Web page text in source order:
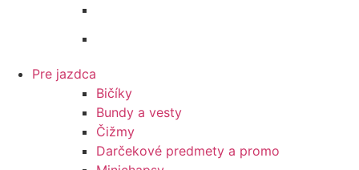
Pre jazdca
Bičíky
Bundy a vesty
Čižmy
Darčekové predmety a promo